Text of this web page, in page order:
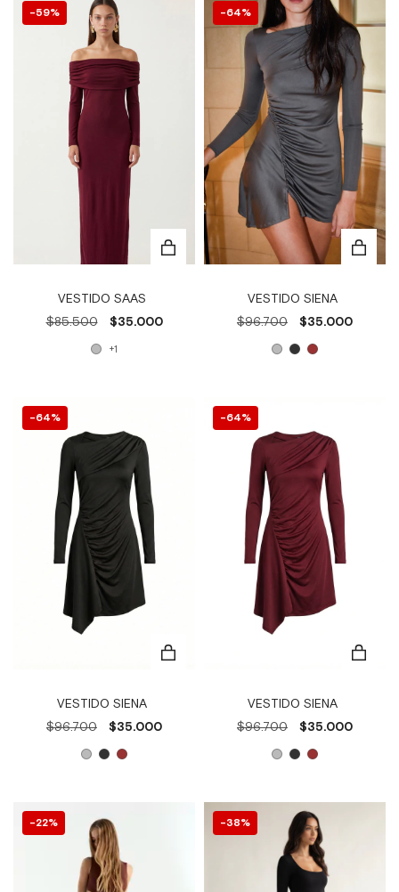
59%
VESTIDO SAAS
$85.500
$35.000
+1
64%
VESTIDO SIENA
$96.700
$35.000
64%
VESTIDO SIENA
$96.700
$35.000
64%
VESTIDO SIENA
$96.700
$35.000
22% 38%